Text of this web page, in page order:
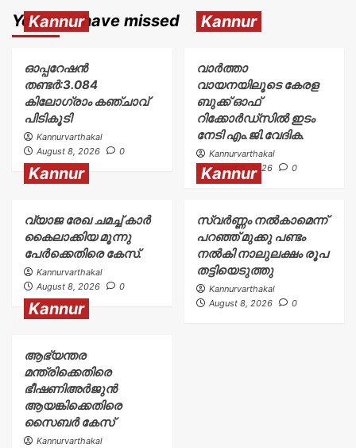
You may have missed
Kannur
ഓപ്പറേഷൻ
തണ്ടർ:3.084
കിലോഗ്രാം കഞ്ചാവ്
പിടികൂടി
Kannurvarthakal
August 8, 2026
0
Kannur
വാർത്താ
വായനയിലൂടെ കേരള
ബുക്ക് ഓഫ്
റിക്കോർഡ്സിൽ ഇടം
നേടി എം.ജി.വേദിക.
Kannurvarthakal
August 8, 2026
0
Kannur
വ്യാജ രേഖ ചമച്ച് കാർ
കൈലാക്കിയ മൂന്നു
പേർക്കെതിരെ കേസ്.
Kannurvarthakal
August 8, 2026
0
Kannur
സ്വർണ്ണം നൽകാമെന്ന്
പറഞ്ഞ് മുക്കു പണ്ടം
നൽകി നാലുലക്ഷം രൂപ
തട്ടിയെടുത്തു
Kannurvarthakal
August 8, 2026
0
Kannur
ആഭ്യന്തര
മന്ത്രിക്കെതിരെ
ഭീഷണിഅർജുൻ
ആയങ്കിക്കെതിരെ
സൈബർ കേസ്
Kannurvarthakal